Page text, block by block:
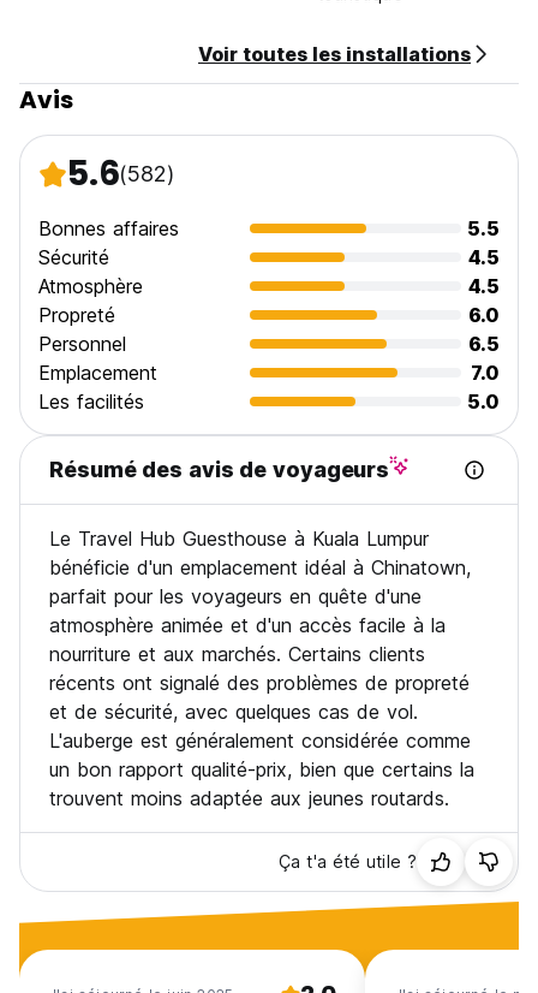
proximité, à 3 minutes à pied de l'auberge. N'hésitez pas à
elle sera prête à vous aider à tout moment. (Auto-translated
from original language)
Voir toutes les installations
Avis
5.6(582)
Bonnes affaires
5.5
Sécurité
4.5
Atmosphère
4.5
Propreté
6.0
Personnel
6.5
Emplacement
7.0
Les facilités
5.0
Résumé des avis de voyageurs
Le Travel Hub Guesthouse à Kuala Lumpur
bénéficie d'un emplacement idéal à Chinatown,
parfait pour les voyageurs en quête d'une
atmosphère animée et d'un accès facile à la
nourriture et aux marchés. Certains clients
récents ont signalé des problèmes de propreté
et de sécurité, avec quelques cas de vol.
L'auberge est généralement considérée comme
un bon rapport qualité-prix, bien que certains la
trouvent moins adaptée aux jeunes routards.
Ça t'a été utile ?